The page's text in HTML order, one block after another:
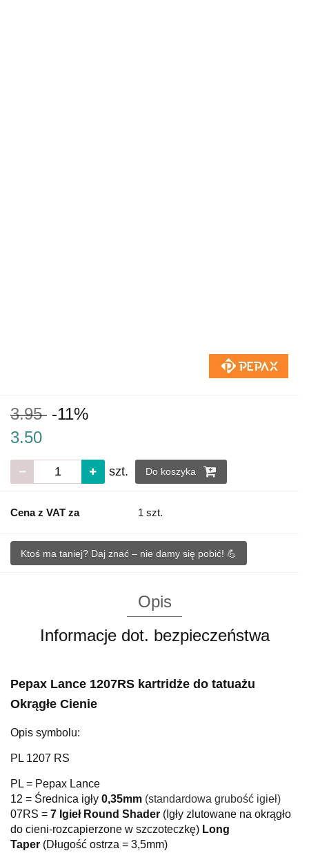
3.95 -11%
3.50
szt. Do koszyka
Cena z VAT za 1 szt.
Ktoś ma taniej? Daj znać – nie damy się pobić! 💪
Opis
Informacje dot. bezpieczeństwa
Pepax Lance 1207RS kartridże do tatuażu
Okrągłe Cienie
Opis symbolu:
PL 1207 RS
PL = Pepax Lance
12 = Średnica igły 0,35mm (standardowa grubość igieł)
07RS = 7 Igieł Round Shader ( Igły zlutowane na okrągło
do cieni-rozcapierzone w szczoteczkę) Long
Taper (Długość ostrza = 3,5mm)